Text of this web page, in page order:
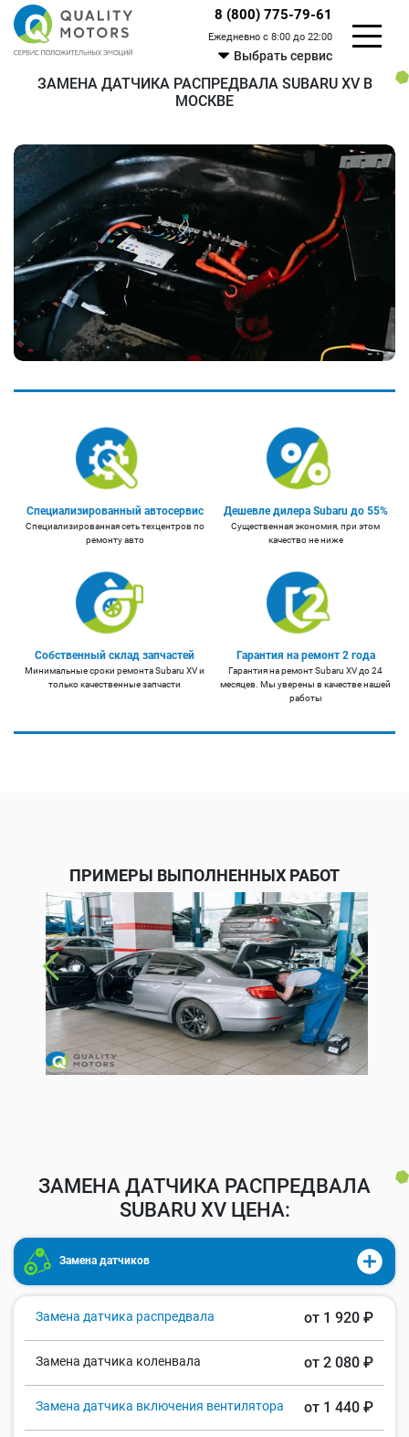
8 (800) 775-79-61
Ежедневно с 8:00 до 22:00
Выбрать сервис
ЗАМЕНА ДАТЧИКА РАСПРЕДВАЛА SUBARU XV В
МОСКВЕ
Специализированный автосервис
Специализированная сеть техцентров по
ремонту авто
Дешевле дилера Subaru до 55%
Существенная экономия, при этом
качество не ниже
Собственный склад запчастей
Минимальные сроки ремонта Subaru XV и
только качественные запчасти
Гарантия на ремонт 2 года
Гарантия на ремонт Subaru XV до 24
месяцев. Мы уверены в качестве нашей
работы
ПРИМЕРЫ ВЫПОЛНЕННЫХ РАБОТ
ЗАМЕНА ДАТЧИКА РАСПРЕДВАЛА
SUBARU XV ЦЕНА:
Замена датчиков
Замена датчика распредвала от 1 920 ₽
Замена датчика коленвала от 2 080 ₽
Замена датчика включения вентилятора от 1 440 ₽